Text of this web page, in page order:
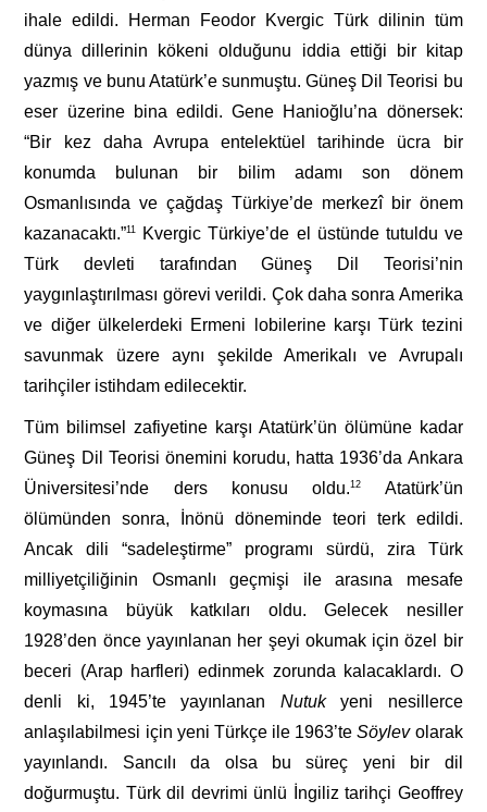
ihale edildi. Herman Feodor Kvergic Türk dilinin tüm
dünya dillerinin kökeni olduğunu iddia ettiği bir kitap
yazmış ve bunu Atatürk’e sunmuştu. Güneş Dil Teorisi bu
eser üzerine bina edildi. Gene Hanioğlu’na dönersek:
“Bir kez daha Avrupa entelektüel tarihinde ücra bir
konumda bulunan bir bilim adamı son dönem
Osmanlısında ve çağdaş Türkiye’de merkezî bir önem
kazanacaktı.”11
Kvergic Türkiye’de el üstünde tutuldu ve
Türk devleti tarafından Güneş Dil Teorisi’nin
yaygınlaştırılması görevi verildi. Çok daha sonra Amerika
ve diğer ülkelerdeki Ermeni lobilerine karşı Türk tezini
savunmak üzere aynı şekilde Amerikalı ve Avrupalı
tarihçiler istihdam edilecektir.
Tüm bilimsel zafiyetine karşı Atatürk’ün ölümüne kadar
Güneş Dil Teorisi önemini korudu, hatta 1936’da Ankara
Üniversitesi’nde ders konusu oldu.12 Atatürk’ün
ölümünden sonra, İnönü döneminde teori terk edildi.
Ancak dili “sadeleştirme” programı sürdü, zira Türk
milliyetçiliğinin Osmanlı geçmişi ile arasına mesafe
koymasına büyük katkıları oldu. Gelecek nesiller
1928’den önce yayınlanan her şeyi okumak için özel bir
beceri (Arap harfleri) edinmek zorunda kalacaklardı. O
denli ki, 1945’te yayınlanan Nutukyeni nesillerce
anlaşılabilmesi için yeni Türkçe ile 1963’teSöylev olarak
yayınlandı. Sancılı da olsa bu süreç yeni bir dil
doğurmuştu. Türk dil devrimi ünlü İngiliz tarihçi Geoffrey